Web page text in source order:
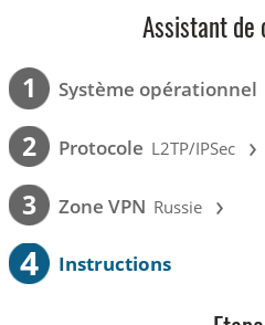
Assistant de
1 Système opérationnel
2 Protocole L2TP/IPSec ›
3 Zone VPN Russie ›
4 Instructions